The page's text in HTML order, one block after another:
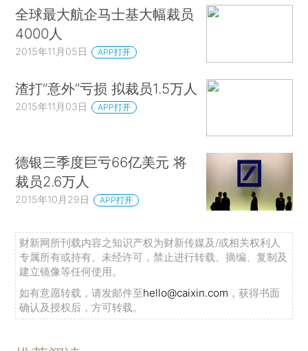
全球最大航企马士基大幅裁员
4000人
2015年11月05日 APP打开
渣打“意外”亏损 拟裁员1.5万人
2015年11月03日 APP打开
德银三季度巨亏66亿美元 将
裁员2.6万人
2015年10月29日 APP打开
财新网所刊载内容之知识产权为财新传媒及/或相关权利人
专属所有或持有。未经许可，禁止进行转载、摘编、复制及
建立镜像等任何使用。
如有意愿转载，请发邮件至hello@caixin.com ，获得书面
确认及授权后，方可转载。